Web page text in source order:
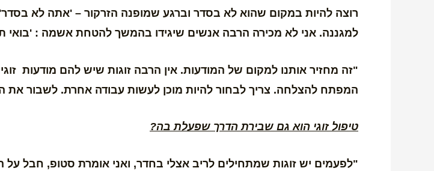
רוצה להיות במקום שהוא לא בסדר וברגע שמופנה הזרקור – 'אתה לא
למגננה. אני לא מכירה הרבה אנשים שיגידו בהמשך להטחת אשמה : 'בואי
"זה מחזיר אותנו למקום של המודעות. אין הרבה זוגות שיש להם מודעות
המפתח להצלחה. צריך לבחור להיות מוכן לעשות עבודה אחרת. לשבור
טיפול זוגי הוא גם שבירת הדרך שפעלת בה?
"לפעמים יש זוגות שמתחילים לריב אצלי בחדר, ואני אומרת סטופ, חבל